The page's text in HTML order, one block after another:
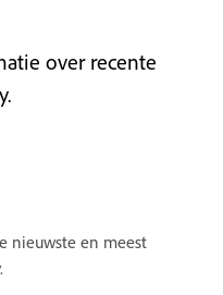
over recente
nieuwste en meest